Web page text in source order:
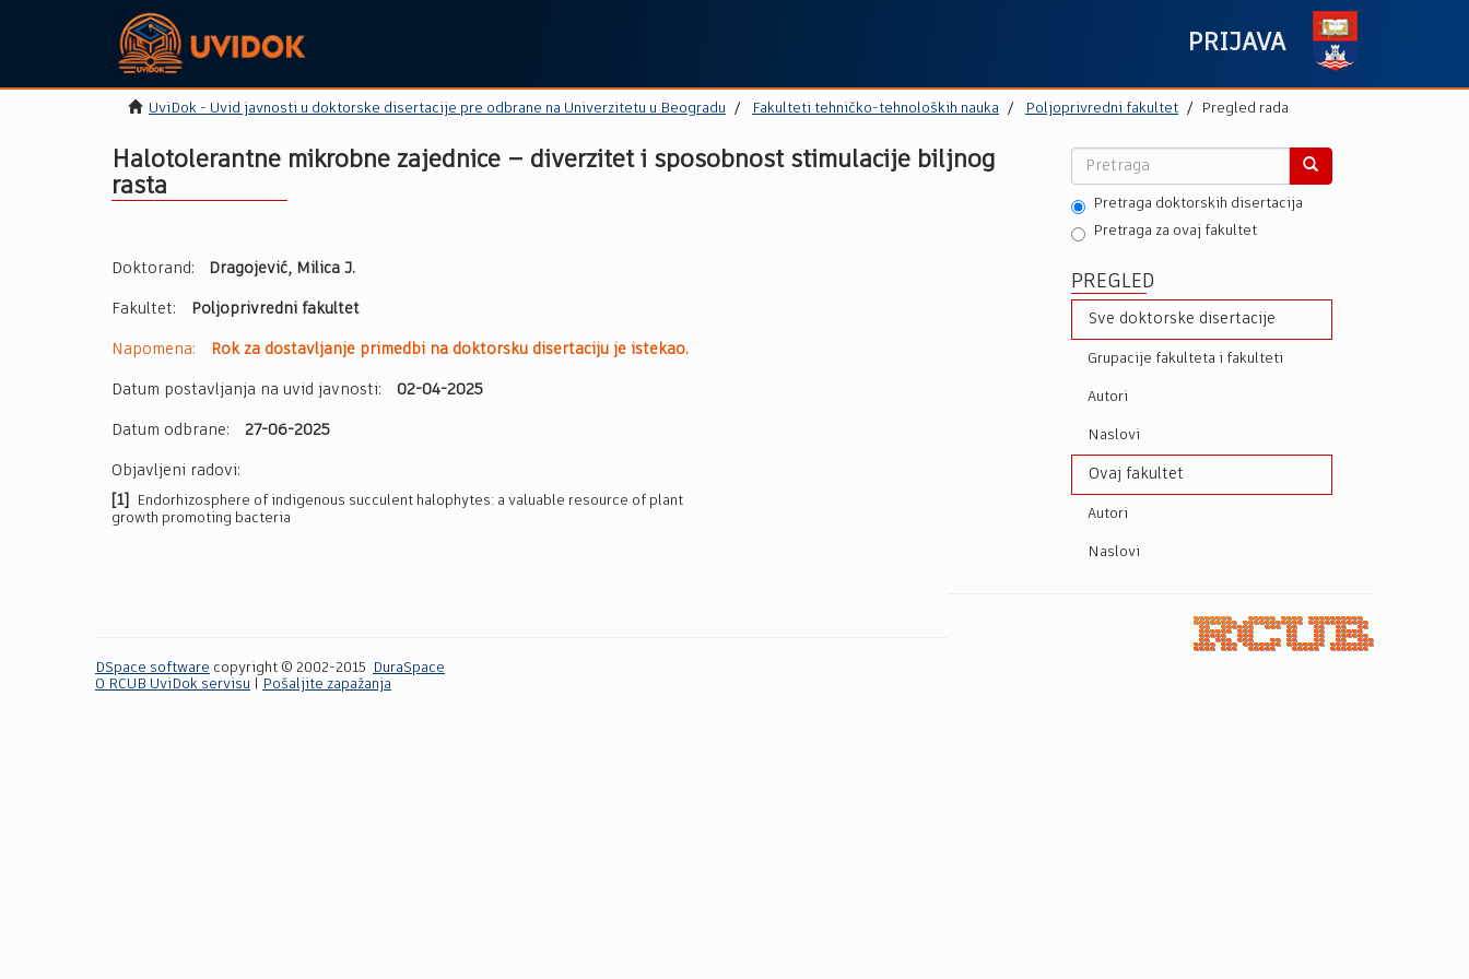
PRIJAVA
UviDok - Uvid javnosti u doktorske disertacije pre odbrane na Univerzitetu u Beogradu Fakulteti tehničko-tehnoloških nauka Poljoprivredni fakultet Pregled rada
Halotolerantne mikrobne zajednice – diverzitet i sposobnost stimulacije biljnog
rasta
Doktorand: Dragojević, Milica J.
Fakultet: Poljoprivredni fakultet
Napomena: Rok za dostavljanje primedbi na doktorsku disertaciju je istekao.
Datum postavljanja na uvid javnosti: 02-04-2025
Datum odbrane: 27-06-2025
Objavljeni radovi:
[1]
Endorhizosphere of indigenous succulent halophytes: a valuable resource of plant
growth promoting bacteria
Pretraga doktorskih disertacija
Pretraga za ovaj fakultet
PREGLED
Sve doktorske disertacije
Grupacije fakulteta i fakulteti
Autori
Naslovi
Ovaj fakultet
Autori
Naslovi
DSpace software copyright © 2002-2015
DuraSpace
O RCUB UviDok servisu
Pošaljite zapažanja